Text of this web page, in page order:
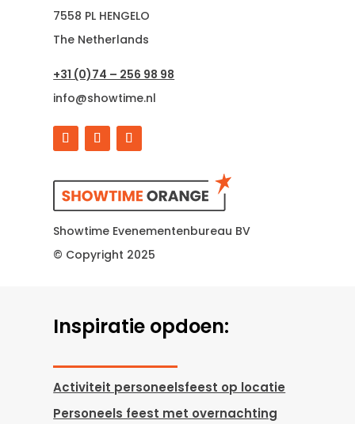
7558 PL HENGELO
The Netherlands
+31 (0)74 – 256 98 98
info@showtime.nl
Showtime Evenementenbureau BV
© Copyright 2025
Inspiratie opdoen:
Activiteit personeelsfeest op locatie
Personeels feest met overnachting